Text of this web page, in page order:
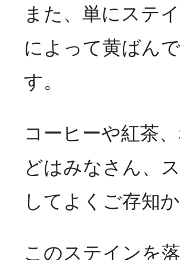
また、単にステ
によって黄ばん
す。
コーヒーや紅茶
どはみなさん、
してよくご存知
このステインを